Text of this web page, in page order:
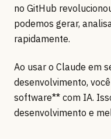
no GitHub
podemos gerar,
rapidamente.
Ao usar o Claude em
desenvolvimento,
software** com IA.
desenvolvimento e